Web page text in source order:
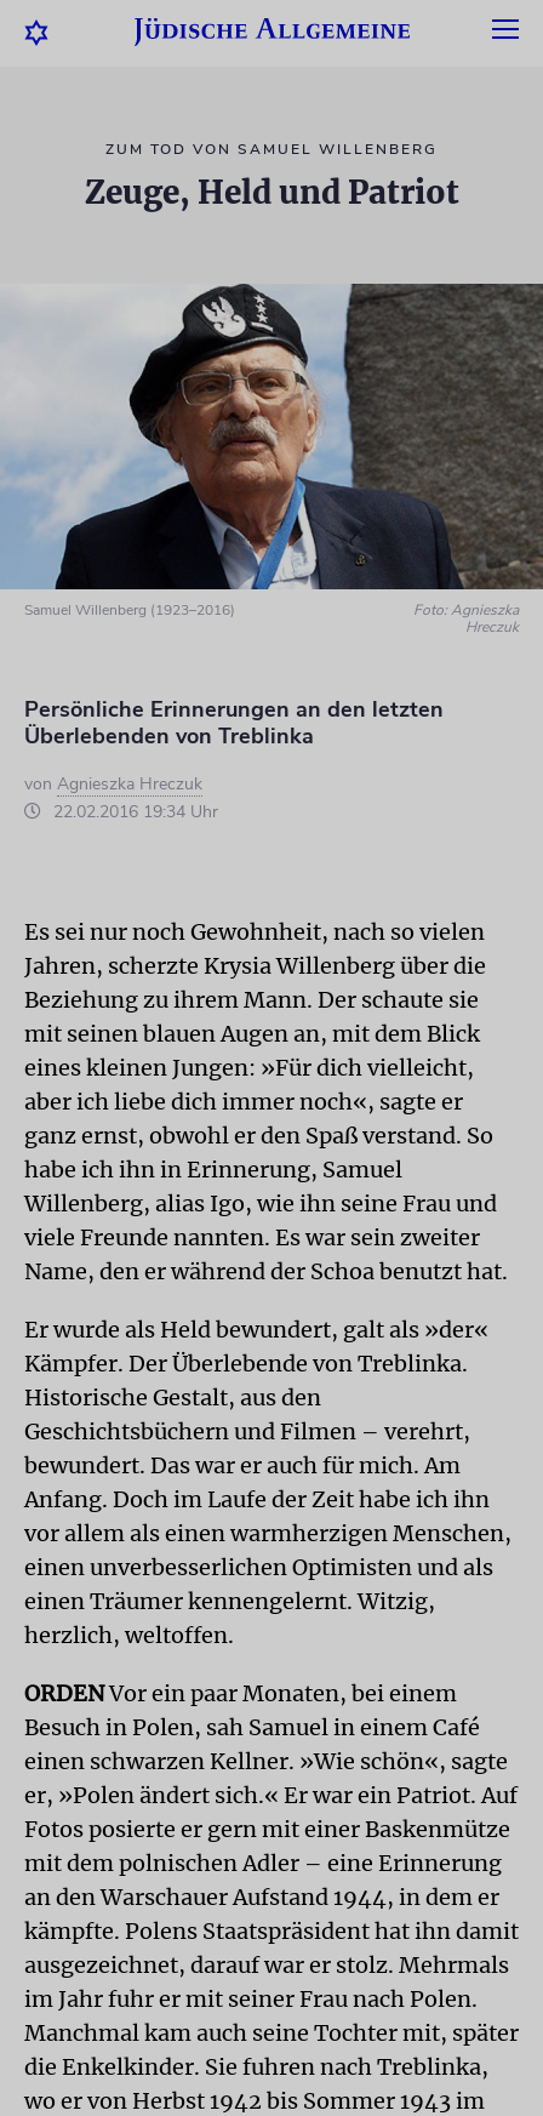
ZUM TOD VON SAMUEL WILLENBERG
Zeuge, Held und Patriot
Samuel Willenberg (1923–2016)
Foto: Agnieszka
Hreczuk
Persönliche Erinnerungen an den letzten
Überlebenden von Treblinka
von Agnieszka Hreczuk
22.02.2016 19:34 Uhr
Es sei nur noch Gewohnheit, nach so vielen
Jahren, scherzte Krysia Willenberg über die
Beziehung zu ihrem Mann. Der schaute sie
mit seinen blauen Augen an, mit dem Blick
eines kleinen Jungen: »Für dich vielleicht,
aber ich liebe dich immer noch«, sagte er
ganz ernst, obwohl er den Spaß verstand. So
habe ich ihn in Erinnerung, Samuel
Willenberg, alias Igo, wie ihn seine Frau und
viele Freunde nannten. Es war sein zweiter
Name, den er während der Schoa benutzt hat.
Er wurde als Held bewundert, galt als »der«
Kämpfer. Der Überlebende von Treblinka.
Historische Gestalt, aus den
Geschichtsbüchern und Filmen – verehrt,
bewundert. Das war er auch für mich. Am
Anfang. Doch im Laufe der Zeit habe ich ihn
vor allem als einen warmherzigen Menschen,
einen unverbesserlichen Optimisten und als
einen Träumer kennengelernt. Witzig,
herzlich, weltoffen.
ORDENVor ein paar Monaten, bei einem
Besuch in Polen, sah Samuel in einem Café
einen schwarzen Kellner. »Wie schön«, sagte
er, »Polen ändert sich.« Er war ein Patriot. Auf
Fotos posierte er gern mit einer Baskenmütze
mit dem polnischen Adler – eine Erinnerung
an den Warschauer Aufstand 1944, in dem er
kämpfte. Polens Staatspräsident hat ihn damit
ausgezeichnet, darauf war er stolz. Mehrmals
im Jahr fuhr er mit seiner Frau nach Polen.
Manchmal kam auch seine Tochter mit, später
die Enkelkinder. Sie fuhren nach Treblinka,
wo er von Herbst 1942 bis Sommer 1943 im